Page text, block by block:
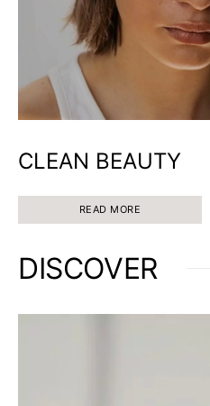
CLEAN BEAUTY
READ MORE
DISCOVER